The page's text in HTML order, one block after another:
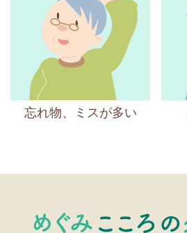
忘れ物、ミスが多い